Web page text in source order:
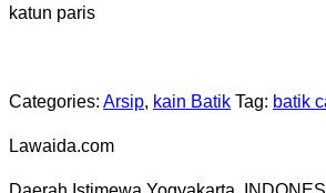
katun paris
Categories: Arsip, kain Batik Tag: batik
Lawaida.com